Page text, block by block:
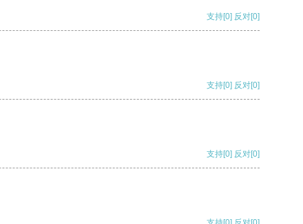
支持[0] 反对[0]
支持[0] 反对[0]
支持[0] 反对[0]